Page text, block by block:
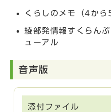
くらしのメモ（4から
綾部発情報すくらん
ューアル
音声版
添付ファイル